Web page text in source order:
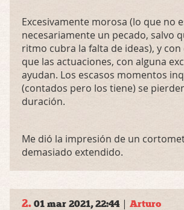
Excesivamente morosa (lo que no
necesariamente un pecado, salvo
ritmo cubra la falta de ideas), y
que las actuaciones, con alguna
ayudan. Los escasos momentos
(contados pero los tiene) se
duración.
Me dió la impresión de un
demasiado extendido.
2. 01 mar 2021, 22:44 | Arturo